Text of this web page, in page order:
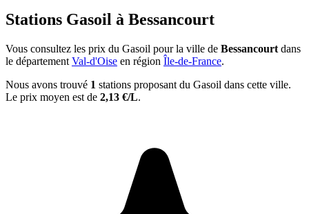
Stations Gasoil à Bessancourt
Vous consultez les prix du Gasoil pour la ville de Bessancourt dans
le département Val-d'Oise en région Île-de-France.
Nous avons trouvé 1 stations proposant du Gasoil dans cette ville.
Le prix moyen est de 2,13 €/L.